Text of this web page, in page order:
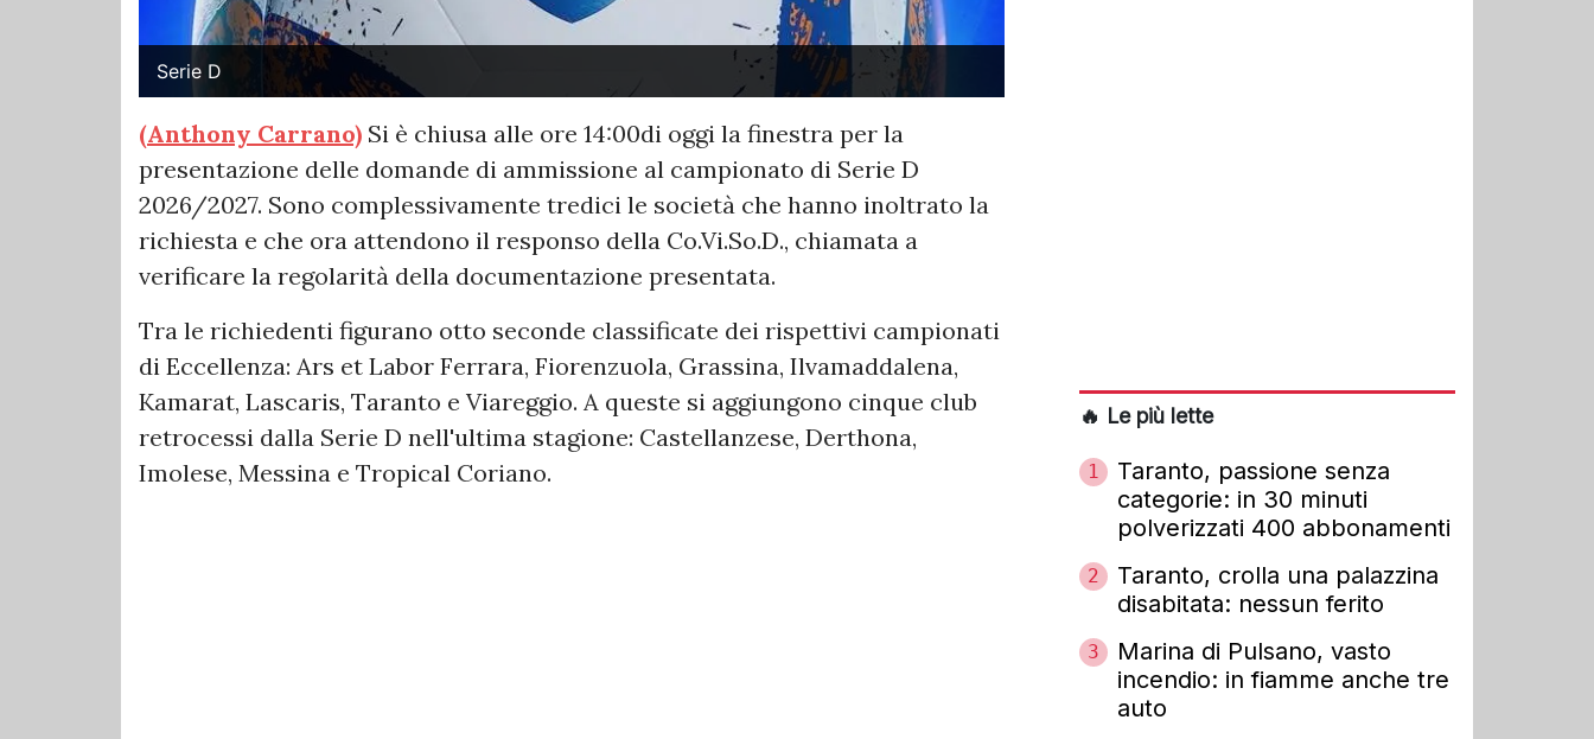
Serie D
(Anthony Carrano) Si è chiusa alle ore 14:00di oggi la finestra per la
presentazione delle domande di ammissione al campionato di Serie D
2026/2027. Sono complessivamente tredici le società che hanno inoltrato la
richiesta e che ora attendono il responso della Co.Vi.So.D., chiamata a
verificare la regolarità della documentazione presentata.
Tra le richiedenti figurano otto seconde classificate dei rispettivi campionati
di Eccellenza: Ars et Labor Ferrara, Fiorenzuola, Grassina, Ilvamaddalena,
Kamarat, Lascaris, Taranto e Viareggio. A queste si aggiungono cinque club
retrocessi dalla Serie D nell'ultima stagione: Castellanzese, Derthona,
Imolese, Messina e Tropical Coriano.
🔥 Le più lette
1
Taranto, passione senza
categorie: in 30 minuti
polverizzati 400 abbonamenti
2
Taranto, crolla una palazzina
disabitata: nessun ferito
3
Marina di Pulsano, vasto
incendio: in fiamme anche tre
auto